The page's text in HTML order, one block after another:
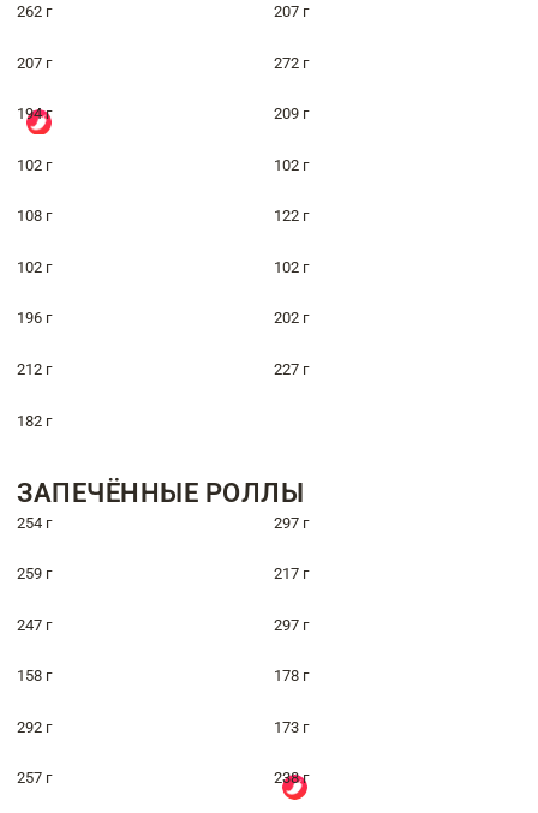
262 г 207 г
207 г 272 г
194 г 209 г
102 г 102 г
108 г 122 г
102 г 102 г
196 г 202 г
212 г 227 г
182 г
ЗАПЕЧЁННЫЕ РОЛЛЫ
254 г 297 г
259 г 217 г
247 г 297 г
158 г 178 г
292 г 173 г
257 г 238 г